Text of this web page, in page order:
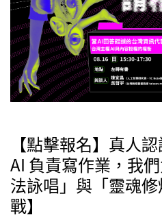
【點擊報名】真人
AI 負責寫作業，我
法詠唱」與「靈魂
戰】